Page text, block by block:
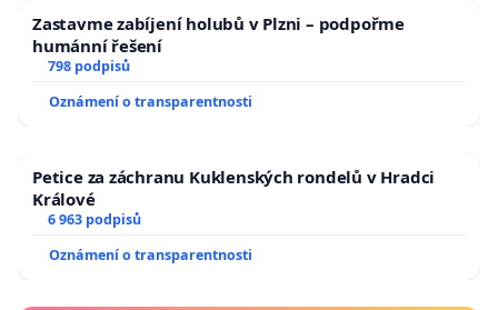
Zastavme zabíjení holubů v Plzni – podpořme
humánní řešení
798 podpisů
Oznámení o transparentnosti
Petice za záchranu Kuklenských rondelů v Hradci
Králové
6 963 podpisů
Oznámení o transparentnosti